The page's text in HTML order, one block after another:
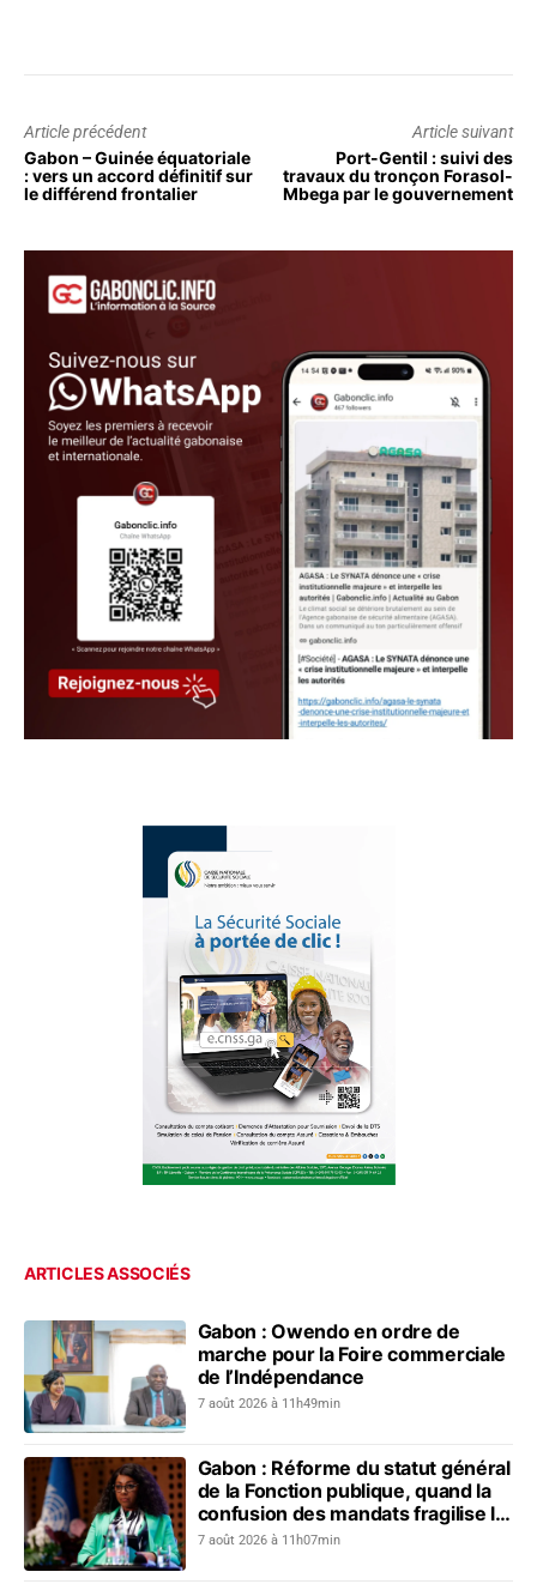
Article précédent
Gabon – Guinée équatoriale
: vers un accord définitif sur
le différend frontalier
Article suivant
Port-Gentil : suivi des
travaux du tronçon Forasol-
Mbega par le gouvernement
ARTICLES ASSOCIÉS
Gabon : Owendo en ordre de
marche pour la Foire commerciale
de l’Indépendance
7 août 2026 à 11h49min
Gabon : Réforme du statut général
de la Fonction publique, quand la
confusion des mandats fragilise le
dialogue social
7 août 2026 à 11h07min